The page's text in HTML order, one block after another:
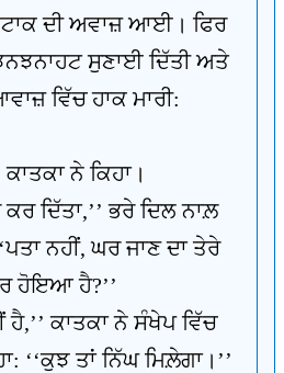
ਦੀ ਅਵਾਜ਼ ਆਈ। ਫਿਰ
ਸੁਣਾਈ ਦਿੱਤੀ ਅਤੇ
ਵਿੱਚ ਹਾਕ ਮਾਰੀ:
ਨੇ ਕਿਹਾ।
ਕਰ ਦਿੱਤਾ,’’ ਭਰੇ ਦਿਲ ਨਾਲ਼
ਨਹੀਂ, ਘਰ ਜਾਣ ਦਾ ਤੇਰੇ
ਹੋਇਆ ਹੈ?’’
ਕਾਤਕਾ ਨੇ ਸੰਖੇਪ ਵਿੱਚ
‘‘ਕੁਝ ਤਾਂ ਨਿੱਘ ਮਿਲ਼ੇਗਾ।’’